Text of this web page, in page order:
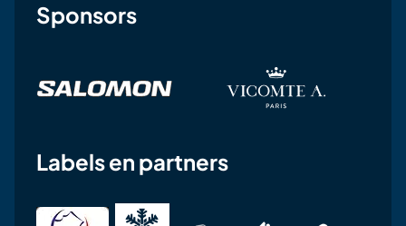
Sponsors
Labels en partners